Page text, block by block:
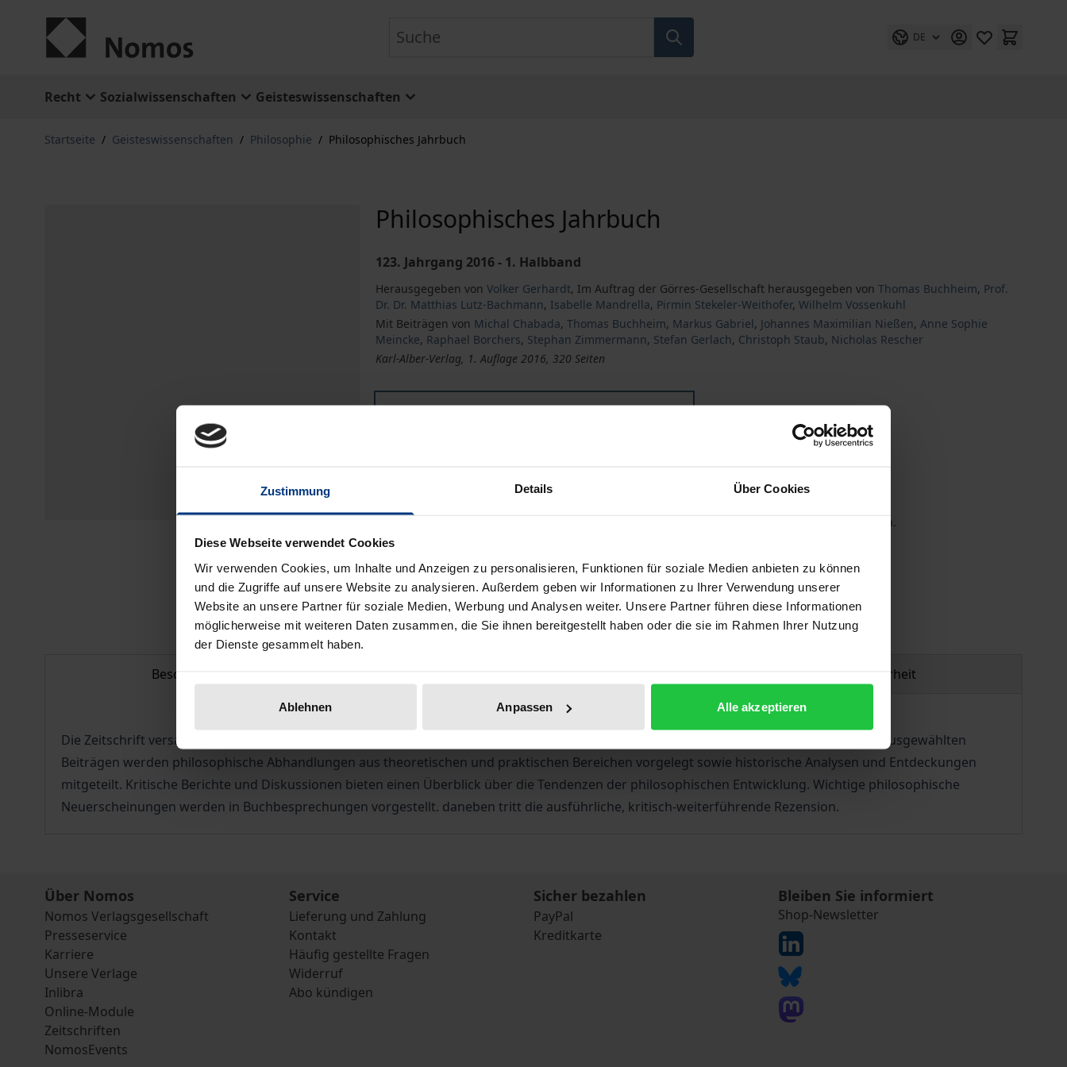
Zustimmung Details Über Cookies
Diese Webseite verwendet Cookies
Wir verwenden Cookies, um Inhalte und Anzeigen zu personalisieren, Funktionen für soziale Medien anbieten zu können
und die Zugriffe auf unsere Website zu analysieren. Außerdem geben wir Informationen zu Ihrer Verwendung unserer
Website an unsere Partner für soziale Medien, Werbung und Analysen weiter. Unsere Partner führen diese Informationen
möglicherweise mit weiteren Daten zusammen, die Sie ihnen bereitgestellt haben oder die sie im Rahmen Ihrer Nutzung
der Dienste gesammelt haben.
Ablehnen Anpassen Alle akzeptieren
DE
Recht Sozialwissenschaften Geisteswissenschaften
Startseite / Geisteswissenschaften / Philosophie / Philosophisches Jahrbuch
Philosophisches Jahrbuch
123. Jahrgang 2016 - 1. Halbband
Herausgegeben von Volker Gerhardt, Im Auftrag der Görres-Gesellschaft herausgegeben von Thomas Buchheim, Prof.
Dr. Dr. Matthias Lutz-Bachmann, Isabelle Mandrella, Pirmin Stekeler-Weithofer,Wilhelm Vossenkuhl
Mit Beiträgen von Michal Chabada,Thomas Buchheim, Markus Gabriel, Johannes Maximilian Nießen,Anne Sophie
Meincke, Raphael Borchers, Stephan Zimmermann, Stefan Gerlach, Christoph Staub, Nicholas Rescher
Karl-Alber-Verlag, 1. Auflage 2016, 320 Seiten
Preisangaben inkl. MwSt. Abhängig von der Lieferadresse kann die MwSt. an der Kasse variieren.
In den Warenkorb Zur Wunschliste hinzufügen
Hinweise zu Versandkosten
Beschreibung Produktsicherheit
Die Zeitschrift versammelt Philosophen und Wissenschaftler um ein breitgefächertes, anspruchsvolles Forschungsprogramm. In streng ausgewählten
Beiträgen werden philosophische Abhandlungen aus theoretischen und praktischen Bereichen vorgelegt sowie historische Analysen und Entdeckungen
mitgeteilt. Kritische Berichte und Diskussionen bieten einen Überblick über die Tendenzen der philosophischen Entwicklung. Wichtige philosophische
Neuerscheinungen werden in Buchbesprechungen vorgestellt. daneben tritt die ausführliche, kritisch-weiterführende Rezension.
Über Nomos
Nomos Verlagsgesellschaft
Presseservice
Karriere
Unsere Verlage
Inlibra
Online-Module
Zeitschriften
NomosEvents
Service
Lieferung und Zahlung
Kontakt
Häufig gestellte Fragen
Widerruf
Abo kündigen
Sicher bezahlen
PayPal
Kreditkarte
Bleiben Sie informiert
Shop-Newsletter